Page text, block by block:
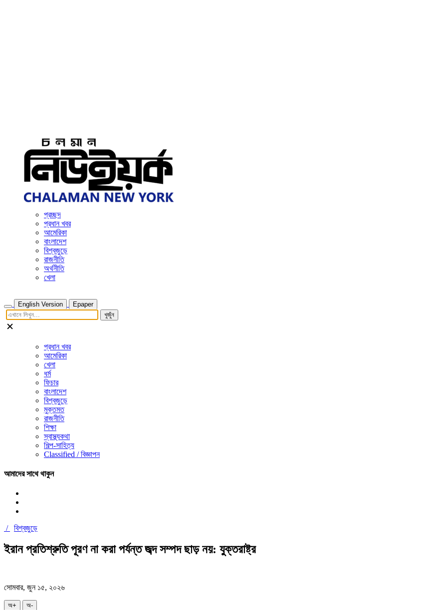
প্রচ্ছদ
প্রধান খবর
আমেরিকা
বাংলাদেশ
বিশ্বজুড়ে
রাজনীতি
অর্থনীতি
খেলা
English Version
Epaper
খুজুঁন
প্রধান খবর
আমেরিকা
খেলা
ধর্ম
ফিচার
বাংলাদেশ
বিশ্বজুড়ে
মুক্তমত
রাজনীতি
শিক্ষা
স্বাস্থ্যকথা
শিল্প-সাহিত্য
Classified / বিজ্ঞাপন
আমাদের সাথে থাকুন
/ বিশ্বজুড়ে
ইরান প্রতিশ্রুতি পূরণ না করা পর্যন্ত জব্দ সম্পদ ছাড় নয়: যুক্তরাষ্ট্র
সোমবার, জুন ১৫, ২০২৬
অ+ অ-